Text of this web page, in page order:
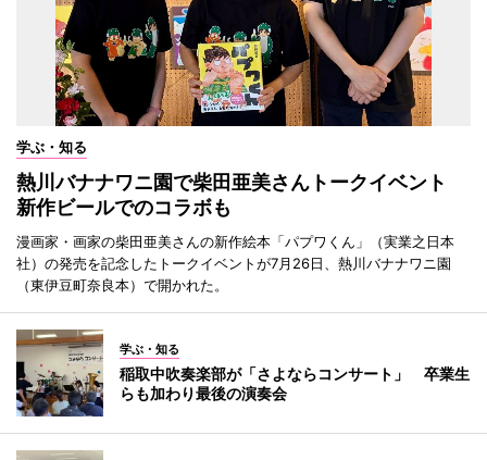
学ぶ・知る
熱川バナナワニ園で柴田亜美さんトークイベント
新作ビールでのコラボも
漫画家・画家の柴田亜美さんの新作絵本「パプワくん」（実業之日本
社）の発売を記念したトークイベントが7月26日、熱川バナナワニ園
（東伊豆町奈良本）で開かれた。
学ぶ・知る
稲取中吹奏楽部が「さよならコンサート」 卒業生
らも加わり最後の演奏会